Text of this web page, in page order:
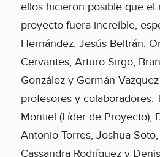
ellos hicieron posible que el
proyecto fuera increíble,
Hernández, Jesús Beltrán,
Cervantes, Arturo Sirgo,
González y Germán
profesores y colaboradores.
Montiel (Líder de Proyecto),
Antonio Torres, Joshua
Cassandra Rodríguez y